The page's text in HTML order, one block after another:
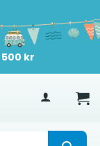
500 kr